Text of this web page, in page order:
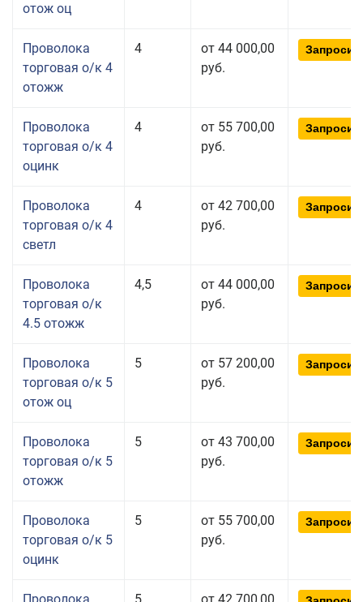
отож оц
Проволока
торговая о/к 4
отожж
4
от 44 000,00
руб.
Проволока
торговая о/к 4
оцинк
4
от 55 700,00
руб.
Проволока
торговая о/к 4
светл
4
от 42 700,00
руб.
Проволока
торговая о/к
4.5 отожж
4,5
от 44 000,00
руб.
Проволока
торговая о/к 5
отож оц
5
от 57 200,00
руб.
Проволока
торговая о/к 5
отожж
5
от 43 700,00
руб.
Проволока
торговая о/к 5
оцинк
5
от 55 700,00
руб.